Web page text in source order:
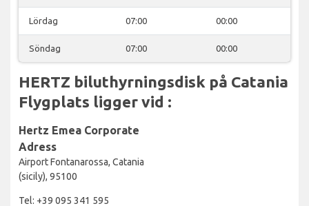
Lördag 07:00 00:00
Söndag 07:00 00:00
HERTZ biluthyrningsdisk på Catania
Flygplats ligger vid :
Hertz Emea Corporate
Adress
Airport Fontanarossa, Catania
(sicily), 95100
Tel: +39 095 341 595